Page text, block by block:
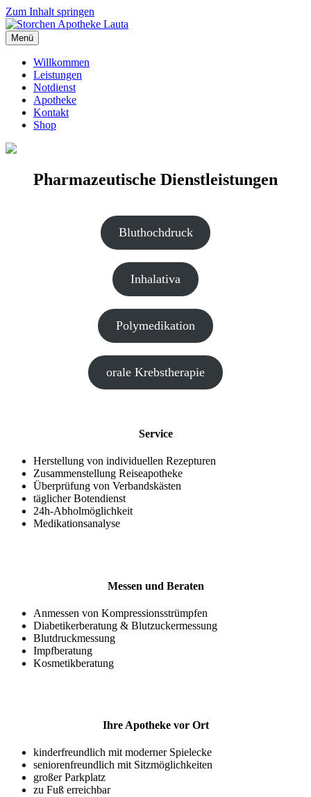
Zum Inhalt springen
Storchen Apotheke Lauta
Einen Flügelschlag voraus
Menü
Willkommen
Leistungen
Notdienst
Apotheke
Kontakt
Shop
Pharmazeutische Dienstleistungen
Bluthochdruck
Inhalativa
Polymedikation
orale Krebstherapie
Service
Herstellung von individuellen Rezepturen
Zusammenstellung Reiseapotheke
Überprüfung von Verbandskästen
täglicher Botendienst
24h-Abholmöglichkeit
Medikationsanalyse
Messen und Beraten
Anmessen von Kompressionsstrümpfen
Diabetikerberatung & Blutzuckermessung
Blutdruckmessung
Impfberatung
Kosmetikberatung
Ihre Apotheke vor Ort
kinderfreundlich mit moderner Spielecke
seniorenfreundlich mit Sitzmöglichkeiten
großer Parkplatz
zu Fuß erreichbar